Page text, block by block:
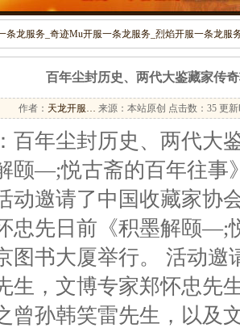
条龙服务_奇迹Mu开服一条龙服务_烈焰开服一条龙服
百年尘封历史、两代大鉴藏家传
作者： 天龙开服… 来源：本站原创 点击数： 35 更新
年尘封历史、两代大
颐—;悦古斋的百年往事
动邀请了中国收藏家协
忠先日前《积墨解颐—;
图书大厦举行。 活动邀
生，文博专家郑怀忠先
曾孙韩笑雷先生，以及